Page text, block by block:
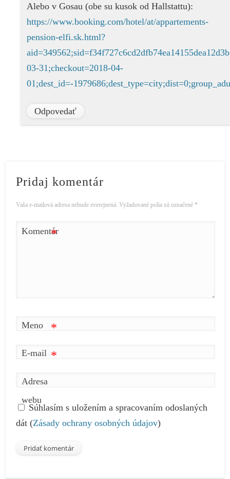
Alebo v Gosau (obe su kusok od Hallstattu):
https://www.booking.com/hotel/at/appartements-
pension-elfi.sk.html?
03-31;checkout=2018-04-
01;dest_id=-
Odpovedať
Pridaj komentár
Vaša e-mailová adresa nebude zverejnená. Vyžadované polia sú označené *
Komentár
*
Meno *
E-mail *
Adresa
webu
Súhlasím s uložením a spracovaním odoslaných
dát (Zásady ochrany osobných údajov)